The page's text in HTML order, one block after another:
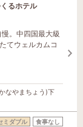
るホテル
。中四国最大級
てウェルカムコ
なやまちょう)下
ミダブル 食事なし